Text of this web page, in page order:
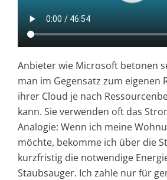
Anbieter wie Microsoft betonen
man im Gegensatz zum eigenen
ihrer Cloud je nach
kann. Sie verwenden oft das
Analogie: Wenn ich meine
möchte, bekomme ich über die
kurzfristig die notwendige
Staubsauger. Ich zahle nur für